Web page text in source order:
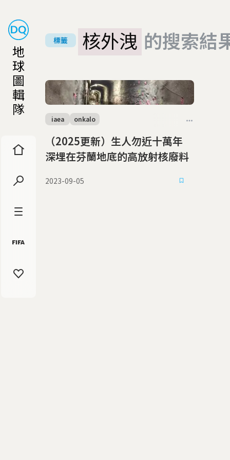
地
球
圖
輯
隊
標籤 核外洩 的搜索結
（2025更新）生人勿近十萬年
深埋在芬蘭地底的高放射核廢料
iaea onkalo
2023-09-05